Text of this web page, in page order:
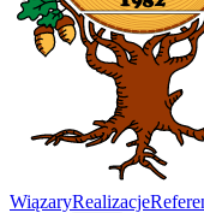
WiązaryRealizacje